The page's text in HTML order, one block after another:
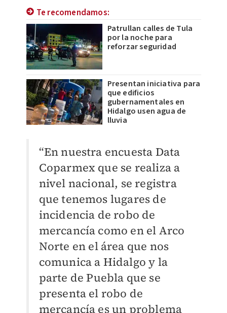
Te recomendamos:
Patrullan calles de Tula
por la noche para
reforzar seguridad
Presentan iniciativa para
que edificios
gubernamentales en
Hidalgo usen agua de
lluvia
“En nuestra encuesta Data
Coparmex que se realiza a
nivel nacional, se registra
que tenemos lugares de
incidencia de robo de
mercancía como en el Arco
Norte en el área que nos
comunica a Hidalgo y la
parte de Puebla que se
presenta el robo de
mercancía es un problema